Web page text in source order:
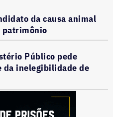
da causa animal
patrimônio
Público pede
da inelegibilidade de